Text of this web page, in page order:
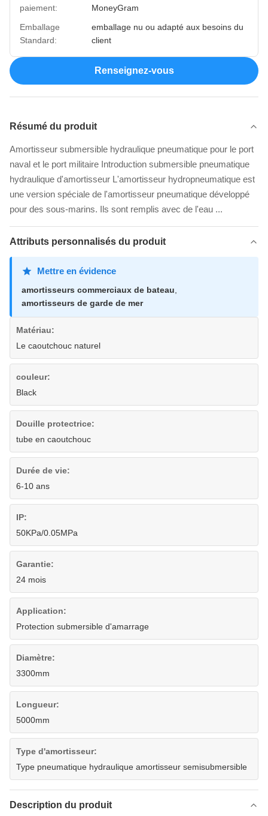
paiement:
MoneyGram
Emballage
Standard:
emballage nu ou adapté aux besoins du
client
Renseignez-vous
Résumé du produit
Amortisseur submersible hydraulique pneumatique pour le port
naval et le port militaire Introduction submersible pneumatique
hydraulique d'amortisseur L'amortisseur hydropneumatique est
une version spéciale de l'amortisseur pneumatique développé
pour des sous-marins. Ils sont remplis avec de l'eau ...
Attributs personnalisés du produit
Mettre en évidence
amortisseurs commerciaux de bateau
amortisseurs de garde de mer
Matériau:
Le caoutchouc naturel
couleur:
Black
Douille protectrice:
tube en caoutchouc
Durée de vie:
6-10 ans
IP:
50KPa/0.05MPa
Garantie:
24 mois
Application:
Protection submersible d'amarrage
Diamètre:
3300mm
Longueur:
5000mm
Type d'amortisseur:
Type pneumatique hydraulique amortisseur semisubmersible
Description du produit